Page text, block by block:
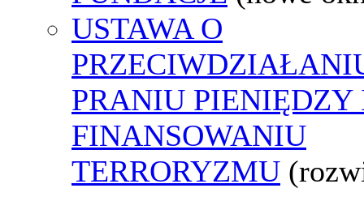
USTAWA O
PRANIU PIENIĘDZY
FINANSOWANIU
TERRORYZMU